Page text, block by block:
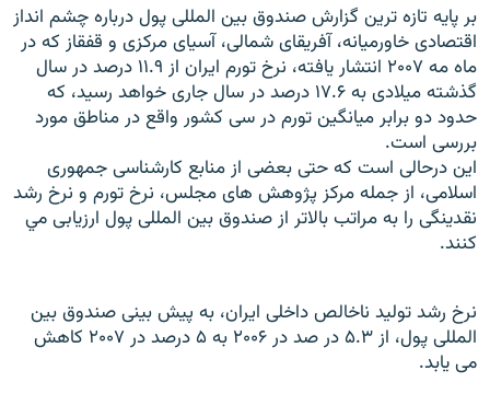
بر پايه تازه ترين گزارش صندوق بين المللی پول درباره چشم انداز
اقتصادی خاورميانه، آفريقای شمالی، آسيای مرکزی و قفقاز که در
ماه مه ۲۰۰۷ انتشار يافته، نرخ تورم ايران از ۱۱.۹ درصد در سال
گذشته ميلادی به ۱۷.۶ درصد در سال جاری خواهد رسيد، که
حدود دو برابر ميانگين تورم در سی کشور واقع در مناطق مورد
بررسی است.
این درحالی است که حتی بعضی از منابع کارشناسی جمهوری
اسلامی، از جمله مرکز پژوهش های مجلس، نرخ تورم و نرخ رشد
نقدينگی را به مراتب بالاتر از صندوق بين المللی پول ارزيابی مي
کنند.
نرخ رشد توليد ناخالص داخلی ايران، به پيش بينی صندوق بين
المللی پول، از ۵.۳ در صد در ۲۰۰۶ به ۵ درصد در ۲۰۰۷ کاهش
می يابد.